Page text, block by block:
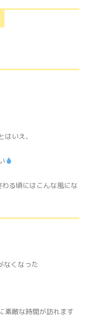
いえ、
る頃にはこんな風にな
なくなった
素敵な時間が訪れます